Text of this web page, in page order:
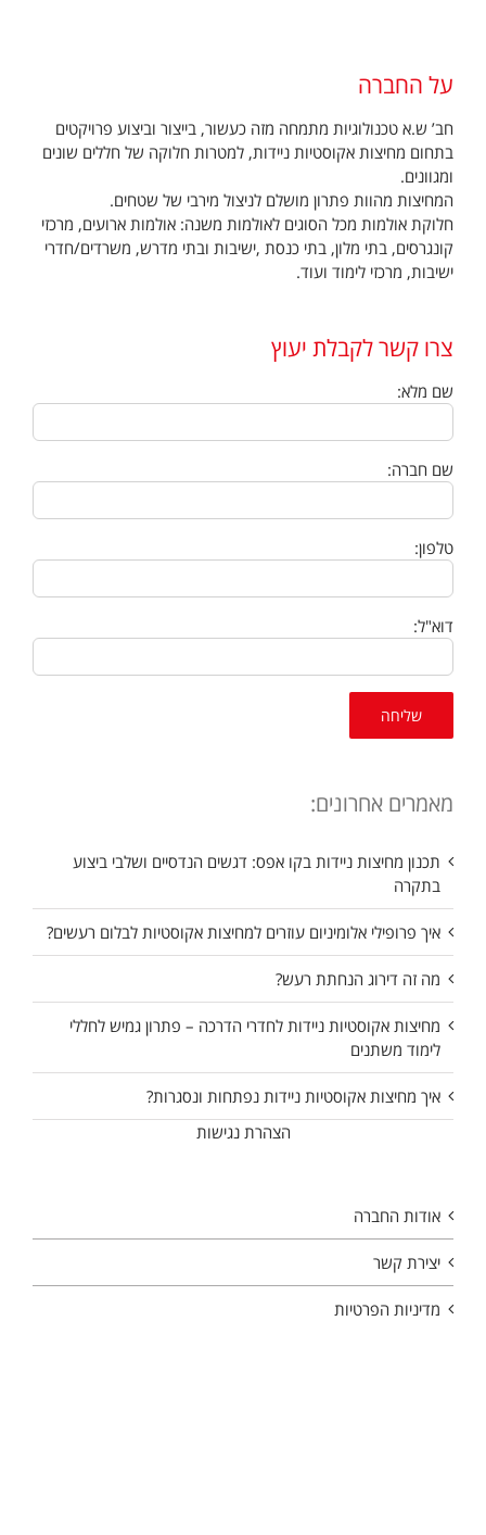
על החברה
חב’ ש.א טכנולוגיות מתמחה מזה כעשור, בייצור וביצוע פרויקטים
בתחום מחיצות אקוסטיות ניידות, למטרות חלוקה של חללים שונים
ומגוונים.
המחיצות מהוות פתרון מושלם לניצול מירבי של שטחים.
חלוקת אולמות מכל הסוגים לאולמות משנה: אולמות ארועים, מרכזי
קונגרסים, בתי מלון, בתי כנסת ,ישיבות ובתי מדרש, משרדים/חדרי
ישיבות, מרכזי לימוד ועוד.
צרו קשר לקבלת יעוץ
שם מלא:
שם חברה:
טלפון:
דוא"ל:
מאמרים אחרונים:
תכנון מחיצות ניידות בקו אפס: דגשים הנדסיים ושלבי ביצוע
בתקרה
איך פרופילי אלומיניום עוזרים למחיצות אקוסטיות לבלום רעשים?
מה זה דירוג הנחתת רעש?
מחיצות אקוסטיות ניידות לחדרי הדרכה – פתרון גמיש לחללי
לימוד משתנים
איך מחיצות אקוסטיות ניידות נפתחות ונסגרות?
הצהרת נגישות
אודות החברה
יצירת קשר
מדיניות הפרטיות